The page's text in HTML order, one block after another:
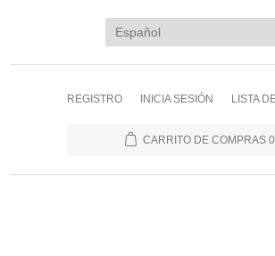
REGISTRO INICIA SESIÓN LISTA
CARRITO DE COMPRAS 0